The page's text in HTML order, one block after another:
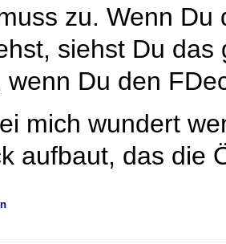
zu. Wenn
siehst Du das
wenn Du den
mich wundert
aufbaut, das die